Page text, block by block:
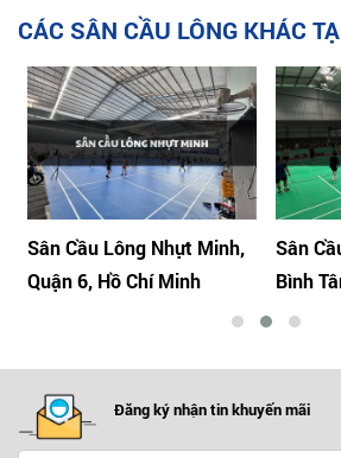
CÁC SÂN CẦU LÔNG KHÁC
Sân Cầu Lông Nhựt Minh,
Quận 6, Hồ Chí Minh
Sân
Bình
Đăng ký nhận tin khuyến mãi